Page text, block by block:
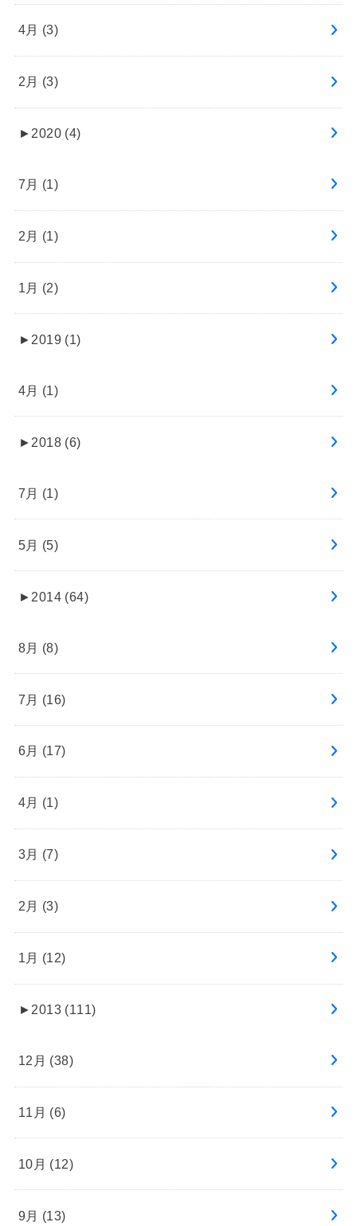
4月 (3)
2月 (3)
► 2020 (4)
7月 (1)
2月 (1)
1月 (2)
► 2019 (1)
4月 (1)
► 2018 (6)
7月 (1)
5月 (5)
► 2014 (64)
8月 (8)
7月 (16)
6月 (17)
4月 (1)
3月 (7)
2月 (3)
1月 (12)
► 2013 (111)
12月 (38)
11月 (6)
10月 (12)
9月 (13)